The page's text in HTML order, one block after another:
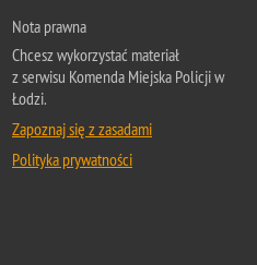
Nota prawna
Chcesz wykorzystać materiał
z serwisu Komenda Miejska Policji w
Łodzi.
Zapoznaj się z zasadami
Polityka prywatności